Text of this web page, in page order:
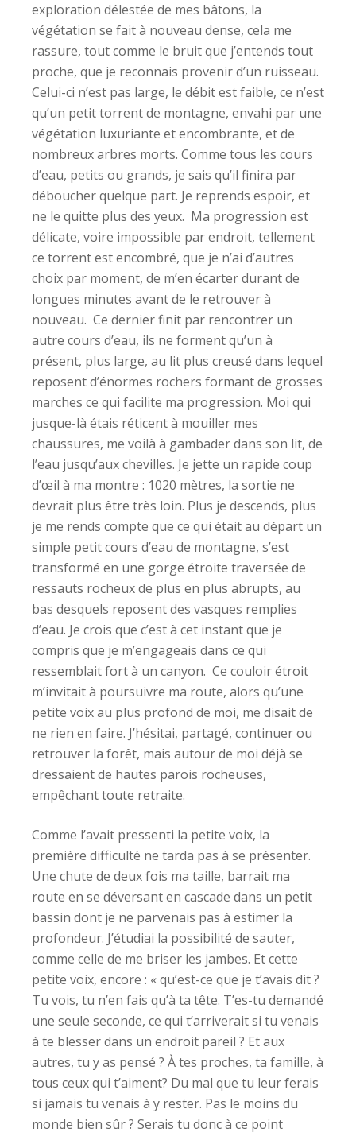
exploration délestée de mes bâtons, la
végétation se fait à nouveau dense, cela me
rassure, tout comme le bruit que j’entends tout
proche, que je reconnais provenir d’un ruisseau.
Celui-ci n’est pas large, le débit est faible, ce n’est
qu’un petit torrent de montagne, envahi par une
végétation luxuriante et encombrante, et de
nombreux arbres morts. Comme tous les cours
d’eau, petits ou grands, je sais qu’il finira par
déboucher quelque part. Je reprends espoir, et
ne le quitte plus des yeux. Ma progression est
délicate, voire impossible par endroit, tellement
ce torrent est encombré, que je n’ai d’autres
choix par moment, de m’en écarter durant de
longues minutes avant de le retrouver à
nouveau. Ce dernier finit par rencontrer un
autre cours d’eau, ils ne forment qu’un à
présent, plus large, au lit plus creusé dans lequel
reposent d’énormes rochers formant de grosses
marches ce qui facilite ma progression. Moi qui
jusque-là étais réticent à mouiller mes
chaussures, me voilà à gambader dans son lit, de
l’eau jusqu’aux chevilles. Je jette un rapide coup
d’œil à ma montre : 1020 mètres, la sortie ne
devrait plus être très loin. Plus je descends, plus
je me rends compte que ce qui était au départ un
simple petit cours d’eau de montagne, s’est
transformé en une gorge étroite traversée de
ressauts rocheux de plus en plus abrupts, au
bas desquels reposent des vasques remplies
d’eau. Je crois que c’est à cet instant que je
compris que je m’engageais dans ce qui
ressemblait fort à un canyon. Ce couloir étroit
m’invitait à poursuivre ma route, alors qu’une
petite voix au plus profond de moi, me disait de
ne rien en faire. J’hésitai, partagé, continuer ou
retrouver la forêt, mais autour de moi déjà se
dressaient de hautes parois rocheuses,
empêchant toute retraite.
Comme l’avait pressenti la petite voix, la
première difficulté ne tarda pas à se présenter.
Une chute de deux fois ma taille, barrait ma
route en se déversant en cascade dans un petit
bassin dont je ne parvenais pas à estimer la
profondeur. J’étudiai la possibilité de sauter,
comme celle de me briser les jambes. Et cette
petite voix, encore : « qu’est-ce que je t’avais dit ?
Tu vois, tu n’en fais qu’à ta tête. T’es-tu demandé
une seule seconde, ce qui t’arriverait si tu venais
à te blesser dans un endroit pareil ? Et aux
autres, tu y as pensé ? À tes proches, ta famille, à
tous ceux qui t’aiment? Du mal que tu leur ferais
si jamais tu venais à y rester. Pas le moins du
monde bien sûr ? Serais tu donc à ce point